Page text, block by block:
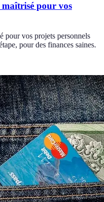
pour vos
pour vos projets personnels
pour des finances saines.